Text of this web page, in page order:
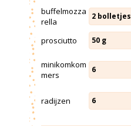
buffelmozza
rella
2 bolletjes
prosciutto 50 g
minikomkom
mers
6
radijzen 6